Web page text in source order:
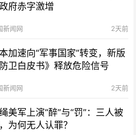
府赤字激增
新闻网 2天前
加速向“军事国家”转变，新版
防卫白皮书》释放危险信号
新闻网 2天前
美军上演“醉”与“罚”：三人被
为何无人认罪？